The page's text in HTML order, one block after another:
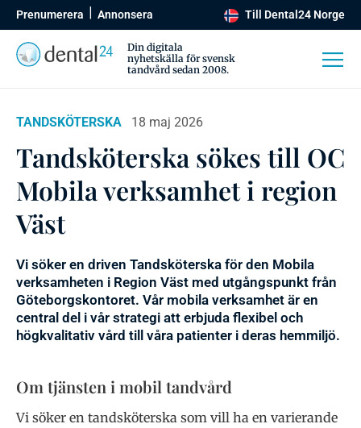
Prenumerera Annonsera Till Dental24 Norge
Din digitala
nyhetskälla för svensk
tandvård sedan 2008.
TANDSKÖTERSKA 18 maj 2026
Tandsköterska sökes till OC
Mobila verksamhet i region
Väst
Vi söker en driven Tandsköterska för den Mobila
verksamheten i Region Väst med utgångspunkt från
Göteborgskontoret. Vår mobila verksamhet är en
central del i vår strategi att erbjuda flexibel och
högkvalitativ vård till våra patienter i deras hemmiljö.
Om tjänsten i mobil tandvård
Vi söker en tandsköterska som vill ha en varierande